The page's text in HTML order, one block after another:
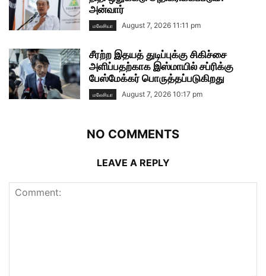
அன்வார்
மலேசியா August 7, 2026 11:11 pm
சீரற்ற இதயத் துடிப்புக்கு சிகிச்சை
அளிப்பதற்காக இஸ்மாயில் சப்ரிக்கு
பேஸ்மேக்கர் பொருத்தப்படுகிறது
மலேசியா August 7, 2026 10:17 pm
NO COMMENTS
LEAVE A REPLY